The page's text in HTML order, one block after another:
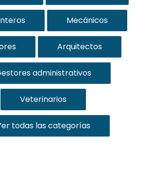
Mecánicos
Arquitectos
administrativos
Veterinarios
todas las categorías